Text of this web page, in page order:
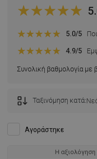
Συνολική βαθμολογία με
5.0/5
4.9/5
Αγοράστηκε
Ταξινόμηση κατά:
Η